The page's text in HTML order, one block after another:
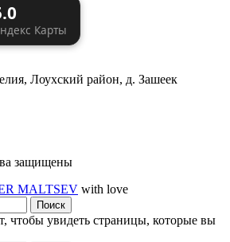
Карты
Лоухский район, д. Зашеек
защищены
MALTSEV with love
Поиск
чтобы увидеть страницы, которые вы